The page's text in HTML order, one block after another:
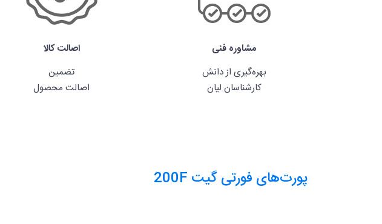
مشاوره فنی
بهره‌گیری از دانش
کارشناسان لیان
اصالت کالا
تضمین
اصالت محصول
پورت‌های فورتی گیت 200F